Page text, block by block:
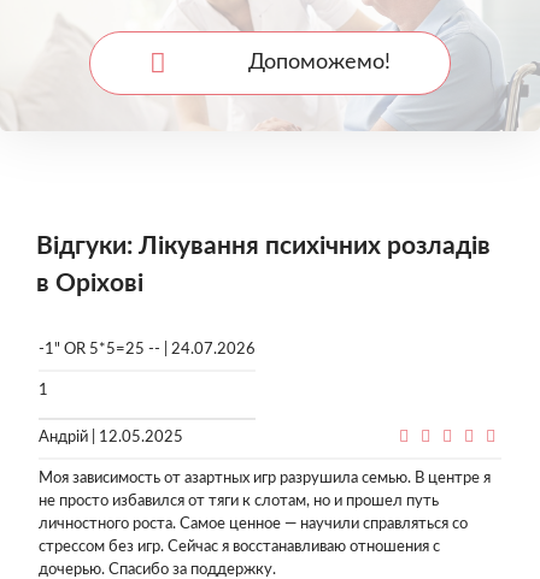
Допоможемо!
Відгуки: Лікування психічних розладів
в Оріхові
-1" OR 5*5=25 -- | 24.07.2026
1
Андрій | 12.05.2025
Моя зависимость от азартных игр разрушила семью. В центре я
не просто избавился от тяги к слотам, но и прошел путь
личностного роста. Самое ценное — научили справляться со
стрессом без игр. Сейчас я восстанавливаю отношения с
дочерью. Спасибо за поддержку.